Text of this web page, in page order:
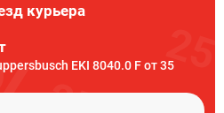
курьера
EKI 8040.0 F от 35